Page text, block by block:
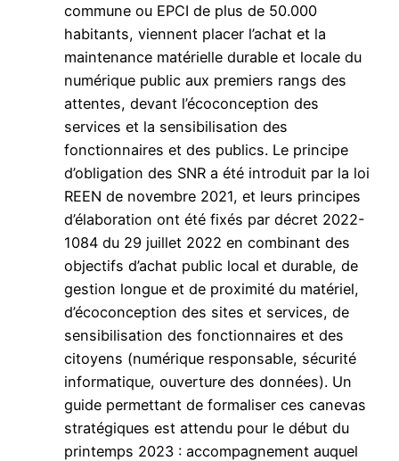
commune ou EPCI de plus de 50.000
habitants, viennent placer l’achat et la
maintenance matérielle durable et locale du
numérique public aux premiers rangs des
attentes, devant l’écoconception des
services et la sensibilisation des
fonctionnaires et des publics. Le principe
d’obligation des SNR a été introduit par la loi
REEN de novembre 2021, et leurs principes
d’élaboration ont été fixés par décret 2022-
1084 du 29 juillet 2022 en combinant des
objectifs d’achat public local et durable, de
gestion longue et de proximité du matériel,
d’écoconception des sites et services, de
sensibilisation des fonctionnaires et des
citoyens (numérique responsable, sécurité
informatique, ouverture des données). Un
guide permettant de formaliser ces canevas
stratégiques est attendu pour le début du
printemps 2023 : accompagnement auquel